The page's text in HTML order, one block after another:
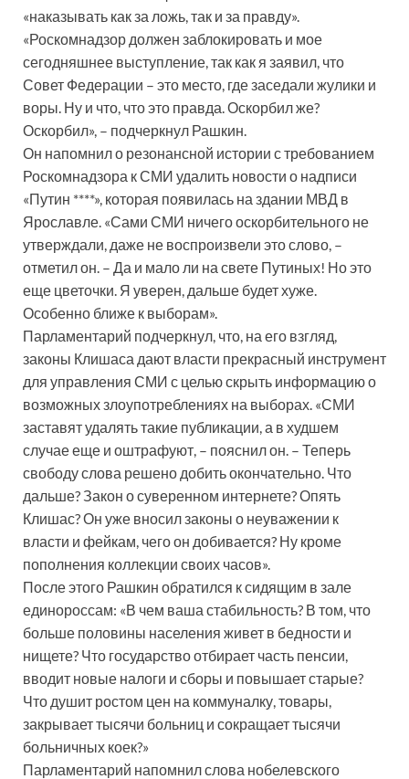
«наказывать как за ложь, так и за правду».
«Роскомнадзор должен заблокировать и мое
сегодняшнее выступление, так как я заявил, что
Совет Федерации – это место, где заседали жулики и
воры. Ну и что, что это правда. Оскорбил же?
Оскорбил», – подчеркнул Рашкин.
Он напомнил о резонансной истории с требованием
Роскомнадзора к СМИ удалить новости о надписи
«Путин ****», которая появилась на здании МВД в
Ярославле. «Сами СМИ ничего оскорбительного не
утверждали, даже не воспроизвели это слово, –
отметил он. – Да и мало ли на свете Путиных! Но это
еще цветочки. Я уверен, дальше будет хуже.
Особенно ближе к выборам».
Парламентарий подчеркнул, что, на его взгляд,
законы Клишаса дают власти прекрасный инструмент
для управления СМИ с целью скрыть информацию о
возможных злоупотреблениях на выборах. «СМИ
заставят удалять такие публикации, а в худшем
случае еще и оштрафуют, – пояснил он. – Теперь
свободу слова решено добить окончательно. Что
дальше? Закон о суверенном интернете? Опять
Клишас? Он уже вносил законы о неуважении к
власти и фейкам, чего он добивается? Ну кроме
пополнения коллекции своих часов».
После этого Рашкин обратился к сидящим в зале
единороссам: «В чем ваша стабильность? В том, что
больше половины населения живет в бедности и
нищете? Что государство отбирает часть пенсии,
вводит новые налоги и сборы и повышает старые?
Что душит ростом цен на коммуналку, товары,
закрывает тысячи больниц и сокращает тысячи
больничных коек?»
Парламентарий напомнил слова нобелевского